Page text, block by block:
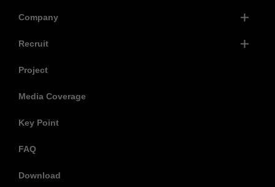
Company
Recruit
Project
Media Coverage
Key Point
FAQ
Download